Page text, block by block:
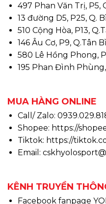
497 Phan Văn Trị, P5,
13 đường D5, P25, Q.
510 Cộng Hòa, P13,
146 Âu Cơ, P9, Q.Tân
580 Lê Hồng Phong,
195 Phan Đình
MUA HÀNG ONLINE
Call/ Zalo:
Shopee: https://
Tiktok: https://
Email:
KÊNH TRUYỀN
Facebook fanpage